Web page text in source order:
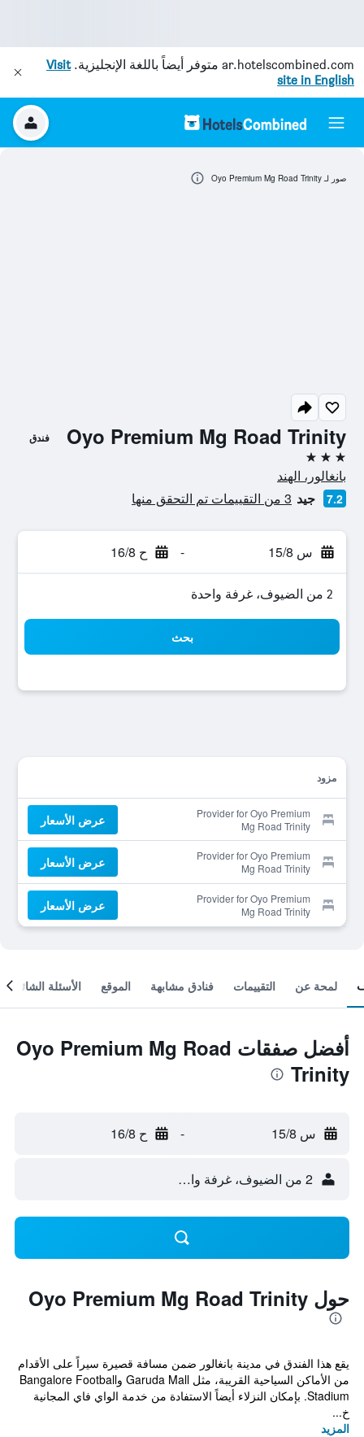
ar.hotelscombined.com متوفر أيضاً باللغة الإنجليزية.Visit
site in English
Oyo Premium Mg Road Trinity فندق
3 نجوم
بانغالور، الهند
7.2 جيد 3 من التقييمات تم التحقق منها
س 15/8 - ح 16/8
2 من الضيوف، غرفة واحدة
بحث
مزود
Provider for Oyo Premium
Mg Road Trinity
عرض الأسعار
Provider for Oyo Premium
Mg Road Trinity
عرض الأسعار
Provider for Oyo Premium
Mg Road Trinity
عرض الأسعار
صور لـ Oyo Premium Mg Road Trinity
لمحة عن التقييمات فنادق مشابهة الموقع الأسئلة الشائعة
أفضل صفقات Oyo Premium Mg Road
Trinity
س 15/8 - ح 16/8
2 من الضيوف، غرفة واحدة
حول Oyo Premium Mg Road Trinity
يقع هذا الفندق في مدينة بانغالور ضمن مسافة قصيرة سيراً على الأقدام
من الأماكن السياحية القريبة، مثل Garuda Mall وBangalore Football
Stadium. بإمكان النزلاء أيضاً الاستفادة من خدمة الواي فاي المجانية
خ...
المزيد